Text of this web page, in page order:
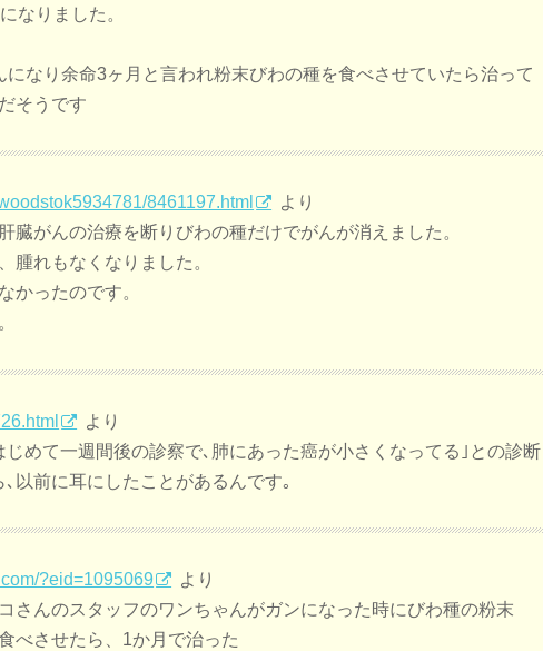
なりました。
なり余命3ヶ月と言われ粉末びわの種を食べさせていたら治って
そうです
8461197.html
より
臓がんの治療を断りびわの種だけでがんが消えました。
腫れもなくなりました。
かったのです。
より
じめて一週間後の診察で､肺にあった癌が小さくなってる｣との診断
以前に耳にしたことがあるんです｡
?eid=1095069
より
さんのスタッフのワンちゃんがガンになった時にびわ種の粉末
べさせたら、1か月で治った